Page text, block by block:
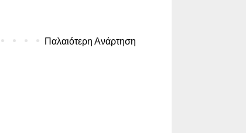
Παλαιότερη Ανάρτηση